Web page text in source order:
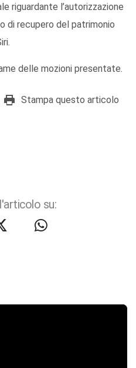
riguardante l’autorizzazione
di recupero del patrimonio
delle mozioni presentate.
Stampa questo articolo
su: